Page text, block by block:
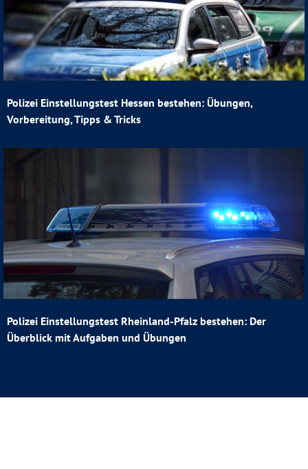
Polizei Einstellungstest Hessen bestehen: Übungen,
Vorbereitung, Tipps & Tricks
Polizei Einstellungstest Rheinland-Pfalz bestehen: Der
Überblick mit Aufgaben und Übungen